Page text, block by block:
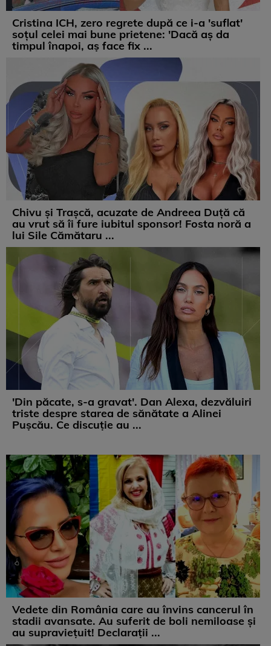
Cristina ICH, zero regrete după ce i-a 'suflat'
soțul celei mai bune prietene: 'Dacă aș da
timpul înapoi, aș face fix ...
Chivu și Trașcă, acuzate de Andreea Duță că
au vrut să îi fure iubitul sponsor! Fosta noră a
lui Sile Cămătaru ...
'Din păcate, s-a gravat'. Dan Alexa, dezvăluiri
triste despre starea de sănătate a Alinei
Pușcău. Ce discuție au ...
Vedete din România care au învins cancerul în
stadii avansate. Au suferit de boli nemiloase şi
au supravieţuit! Declarații ...